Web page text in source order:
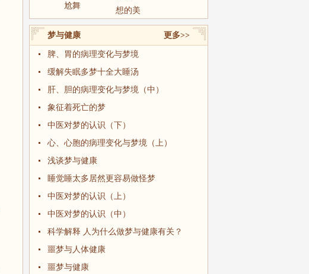
尬舞
想的美
更多>>
梦与健康
脾、胃的病理变化与梦境
缓解失眠多梦十全大睡汤
肝、胆的病理变化与梦境（中）
象征着死亡的梦
中医对梦的认识（下）
心、心胞的病理变化与梦境（上）
浅谈梦与健康
睡觉睡太多居然更容易做怪梦
中医对梦的认识（上）
中医对梦的认识（中）
科学解释 人为什么做梦与健康有关？
噩梦与人体健康
噩梦与健康